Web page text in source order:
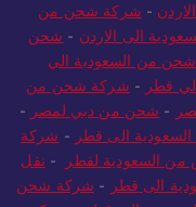
- شركة شحن من
الى الاردن - شحن
من السعودية الي
قطر - شركة شحن من
- شحن من دبي لمصر -
الى قطر - شركة
السعودية لقطر - نقل
الى قطر - شركة شحن